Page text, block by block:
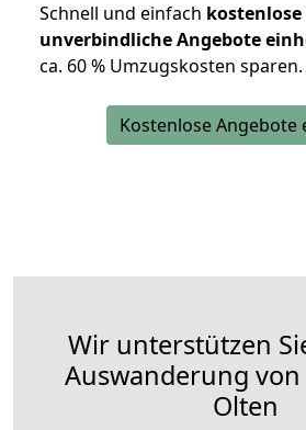
Schnell und einfach
unverbindliche Angebote
ca. 60 % Umzugskosten sparen.
Kostenlose Angebote
Wir unterstützen
Auswanderung
Olten